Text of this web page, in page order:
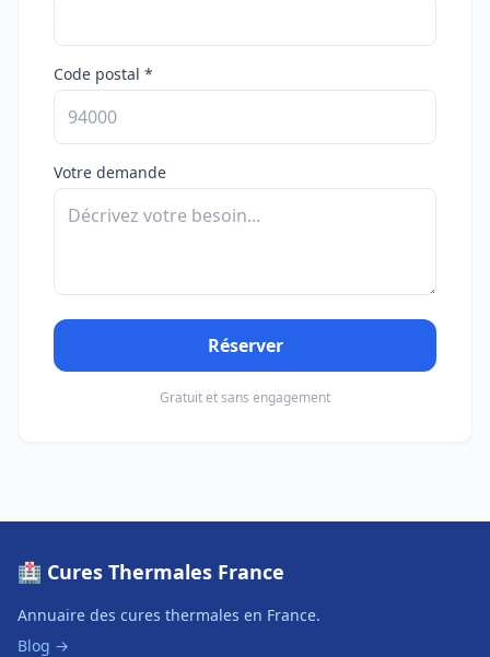
Code postal *
Votre demande
Réserver
Gratuit et sans engagement
🏥 Cures Thermales France
Annuaire des cures thermales en France.
Blog →